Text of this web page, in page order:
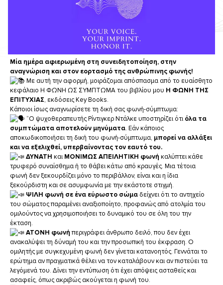
Μία ημέρα αφιερωμένη στη συνειδητοποίηση, στην
αναγνώριση και στον εορτασμό της ανθρώπινης φωνής!
Με αυτή την αφορμή, μοιράζομαι απόσπασμα από το ευαίσθητο
κεφάλαιο Η ΦΩΝΗ ΩΣ ΣΥΜΠΤΩΜΑ του βιβλίου μου Η ΦΩΝΗ ΤΗΣ
ΕΠΙΤΥΧΙΑΣ, εκδόσεις Key Books.
Κάποιοι ίσως αναγνωρίσετε τη δική σας φωνή-σύμπτωμα:
“Ο ψυχοθεραπευτής Ρίντιγκερ Ντάλκε υποστηρίζει ότι όλα τα
συμπτώματα αποτελούν μηνύματα. Εάν κάποιος
αποκωδικοποιήσει τη δική του φωνή-σύμπτωμα, μπορεί να αλλάξει
και να εξελιχθεί, υπερβαίνοντας τον εαυτό του.
ΔΥΝΑΤΗ και ΜΟΝΙΜΩΣ ΑΠΕΙΛΗΤΙΚΗ φωνή καλύπτει κάθε
τρυφερό συναίσθημα ή το θάβει κάτω από κραυγές. Μια τέτοια
φωνή δεν ξεκουρδίζει μόνο το περιβάλλον, είναι και η ίδια
ξεκούρδιστη και σε ασυμφωνία με την εκάστοτε στιγμή.
ΨΙΛΗ φωνή σε ένα εύρωστο σώμαδείχνει ότι το αντηχείο
του σώματος παραμένει αναξιοποίητο, προφανώς από ατολμία του
ομιλούντος να χρησιμοποιήσει το δυναμικό του σε όλη του την
έκταση.
ΑΤΟΝΗ φωνήπεριγράφει άνθρωπο δειλό, που δεν έχει
ανακαλύψει τη δύναμή του και την προσωπική του έκφραση. Ο
ομιλητής με συγκεχυμένη φωνή δεν γίνεται κατανοητός. Γεννάται το
ερώτημα αν πραγματικά θέλει να τον καταλάβουν και αν πιστεύει τα
λεγόμενά του. Δίνει την εντύπωση ότι έχει απόψεις ασταθείς και
ασαφείς, όπως ακριβώς ακούγεται η φωνή του.